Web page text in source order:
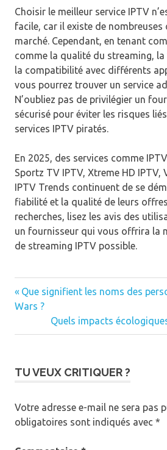
Choisir le meilleur service IPTV
facile, car il existe de
marché. Cependant, en tenant
comme la qualité du streaming,
la compatibilité avec différents
vous pourrez trouver un service
N’oubliez pas de privilégier un
sécurisé pour éviter les risques
services IPTV piratés.
En 2025, des services comme
Sportz TV IPTV, Xtreme HD IPTV,
IPTV Trends continuent de se
fiabilité et la qualité de leurs
recherches, lisez les avis des
un fournisseur qui vous offrira la
de streaming IPTV possible.
Navigation
l’article
Article
précédent
Que signifient les noms des
Wars ?
Article
suivant
Quels impacts
TU VEUX CRITIQUER ?
Votre adresse e-mail ne sera pas
obligatoires sont indiqués avec *